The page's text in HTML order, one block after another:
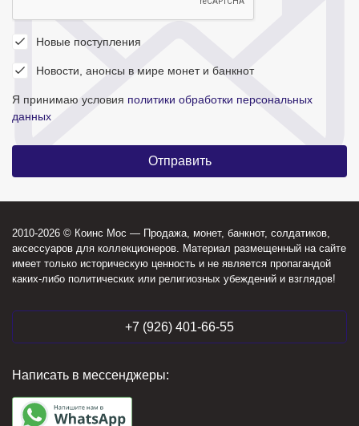
Новые поступления
Новости, анонсы в мире монет и банкнот
Я принимаю условия политики обработки персональных
данных
2010-2026 © Коинс Мос — Продажа, монет, банкнот, солдатиков,
аксессуаров для коллекционеров. Материал размещенный на сайте
имеет только историческую ценность и не является пропагандой
каких-либо политических или религиозных убеждений и взглядов!
+7 (926) 401-66-55
Написать в мессенджеры: